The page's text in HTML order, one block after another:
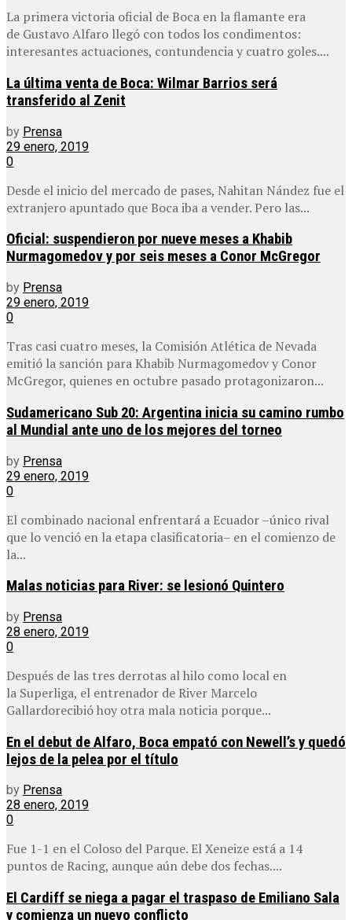
La primera victoria oficial de Boca en la flamante era
de Gustavo Alfaro llegó con todos los condimentos:
interesantes actuaciones, contundencia y cuatro goles....
La última venta de Boca: Wilmar Barrios será
transferido al Zenit
by Prensa
29 enero, 2019
0
Desde el inicio del mercado de pases, Nahitan Nández fue el
extranjero apuntado que Boca iba a vender. Pero las...
Oficial: suspendieron por nueve meses a Khabib
Nurmagomedov y por seis meses a Conor McGregor
by Prensa
29 enero, 2019
0
Tras casi cuatro meses, la Comisión Atlética de Nevada
emitió la sanción para Khabib Nurmagomedov y Conor
McGregor, quienes en octubre pasado protagonizaron...
Sudamericano Sub 20: Argentina inicia su camino rumbo
al Mundial ante uno de los mejores del torneo
by Prensa
29 enero, 2019
0
El combinado nacional enfrentará a Ecuador –único rival
que lo venció en la etapa clasificatoria– en el comienzo de
la...
Malas noticias para River: se lesionó Quintero
by Prensa
28 enero, 2019
0
Después de las tres derrotas al hilo como local en
la Superliga, el entrenador de River Marcelo
Gallardorecibió hoy otra mala noticia porque...
En el debut de Alfaro, Boca empató con Newell’s y quedó
lejos de la pelea por el título
by Prensa
28 enero, 2019
0
Fue 1-1 en el Coloso del Parque. El Xeneize está a 14
puntos de Racing, aunque aún debe dos fechas....
El Cardiff se niega a pagar el traspaso de Emiliano Sala
y comienza un nuevo conflicto